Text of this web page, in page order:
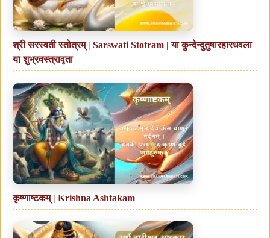
श्री सरस्वती स्तोत्रम् | Sarswati Stotram | या कुन्देन्दुतुषारहारधवला
या शुभ्रवस्त्रावृता
कृष्णाष्टकम् | Krishna Ashtakam